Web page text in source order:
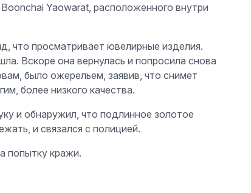
Yaowarat, расположенного внутри
что просматривает ювелирные изделия.
Вскоре она вернулась и попросила снова
было ожерельем, заявив, что снимет
более низкого качества.
и обнаружил, что подлинное золотое
и связался с полицией.
попытку кражи.